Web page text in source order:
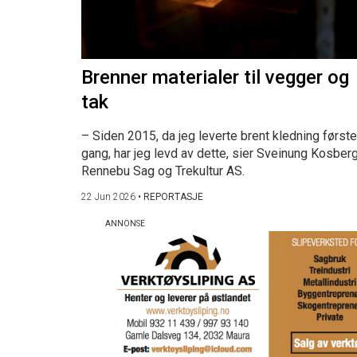
Brenner materialer til vegger og
tak
– Siden 2015, da jeg leverte brent kledning første
gang, har jeg levd av dette, sier Sveinung
Rennebu Sag og Trekultur AS.
22 Jun 2026 • REPORTASJE